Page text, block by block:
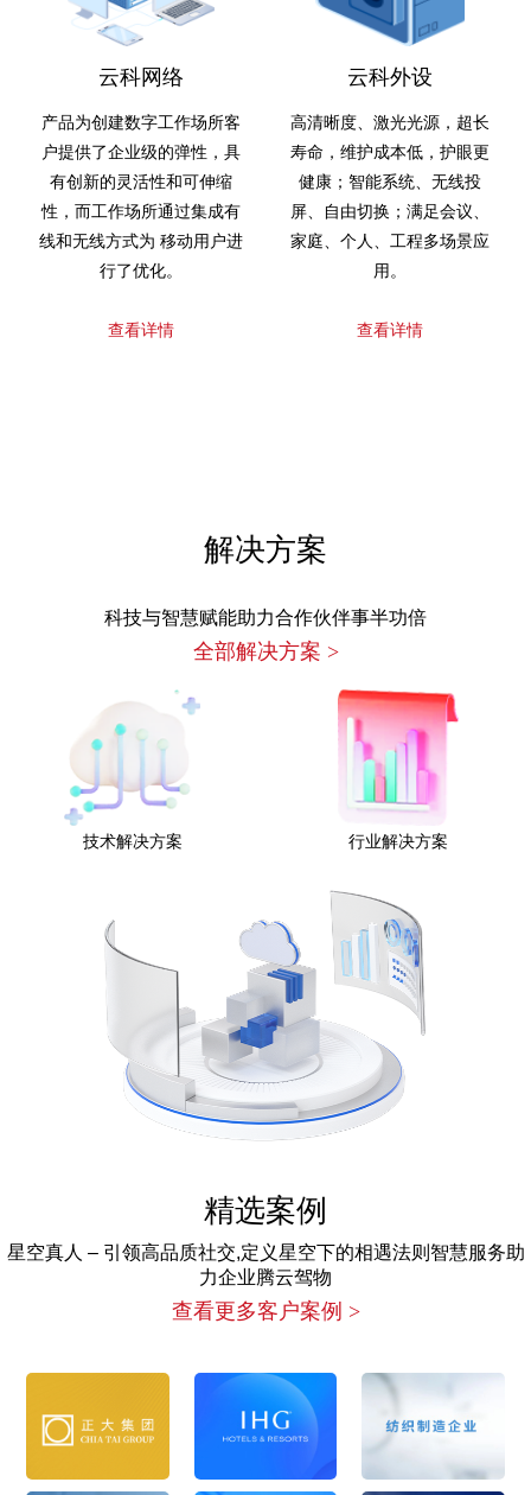
云科网络
产品为创建数字工作场所客
户提供了企业级的弹性，具
有创新的灵活性和可伸缩
性，而工作场所通过集成有
线和无线方式为 移动用户进
行了优化。
查看详情
云科外设
高清晰度、激光光源，超长
寿命，维护成本低，护眼更
健康；智能系统、无线投
屏、自由切换；满足会议、
家庭、个人、工程多场景应
用。
查看详情
解决方案
科技与智慧赋能助力合作伙伴事半功倍
全部解决方案 >
技术解决方案 行业解决方案
精选案例
星空真人 – 引领高品质社交,定义星空下的相遇法则智慧服务助
力企业腾云驾物
查看更多客户案例 >